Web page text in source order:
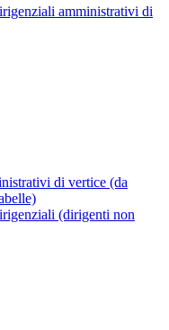
amministrativi di
di vertice (da
(dirigenti non